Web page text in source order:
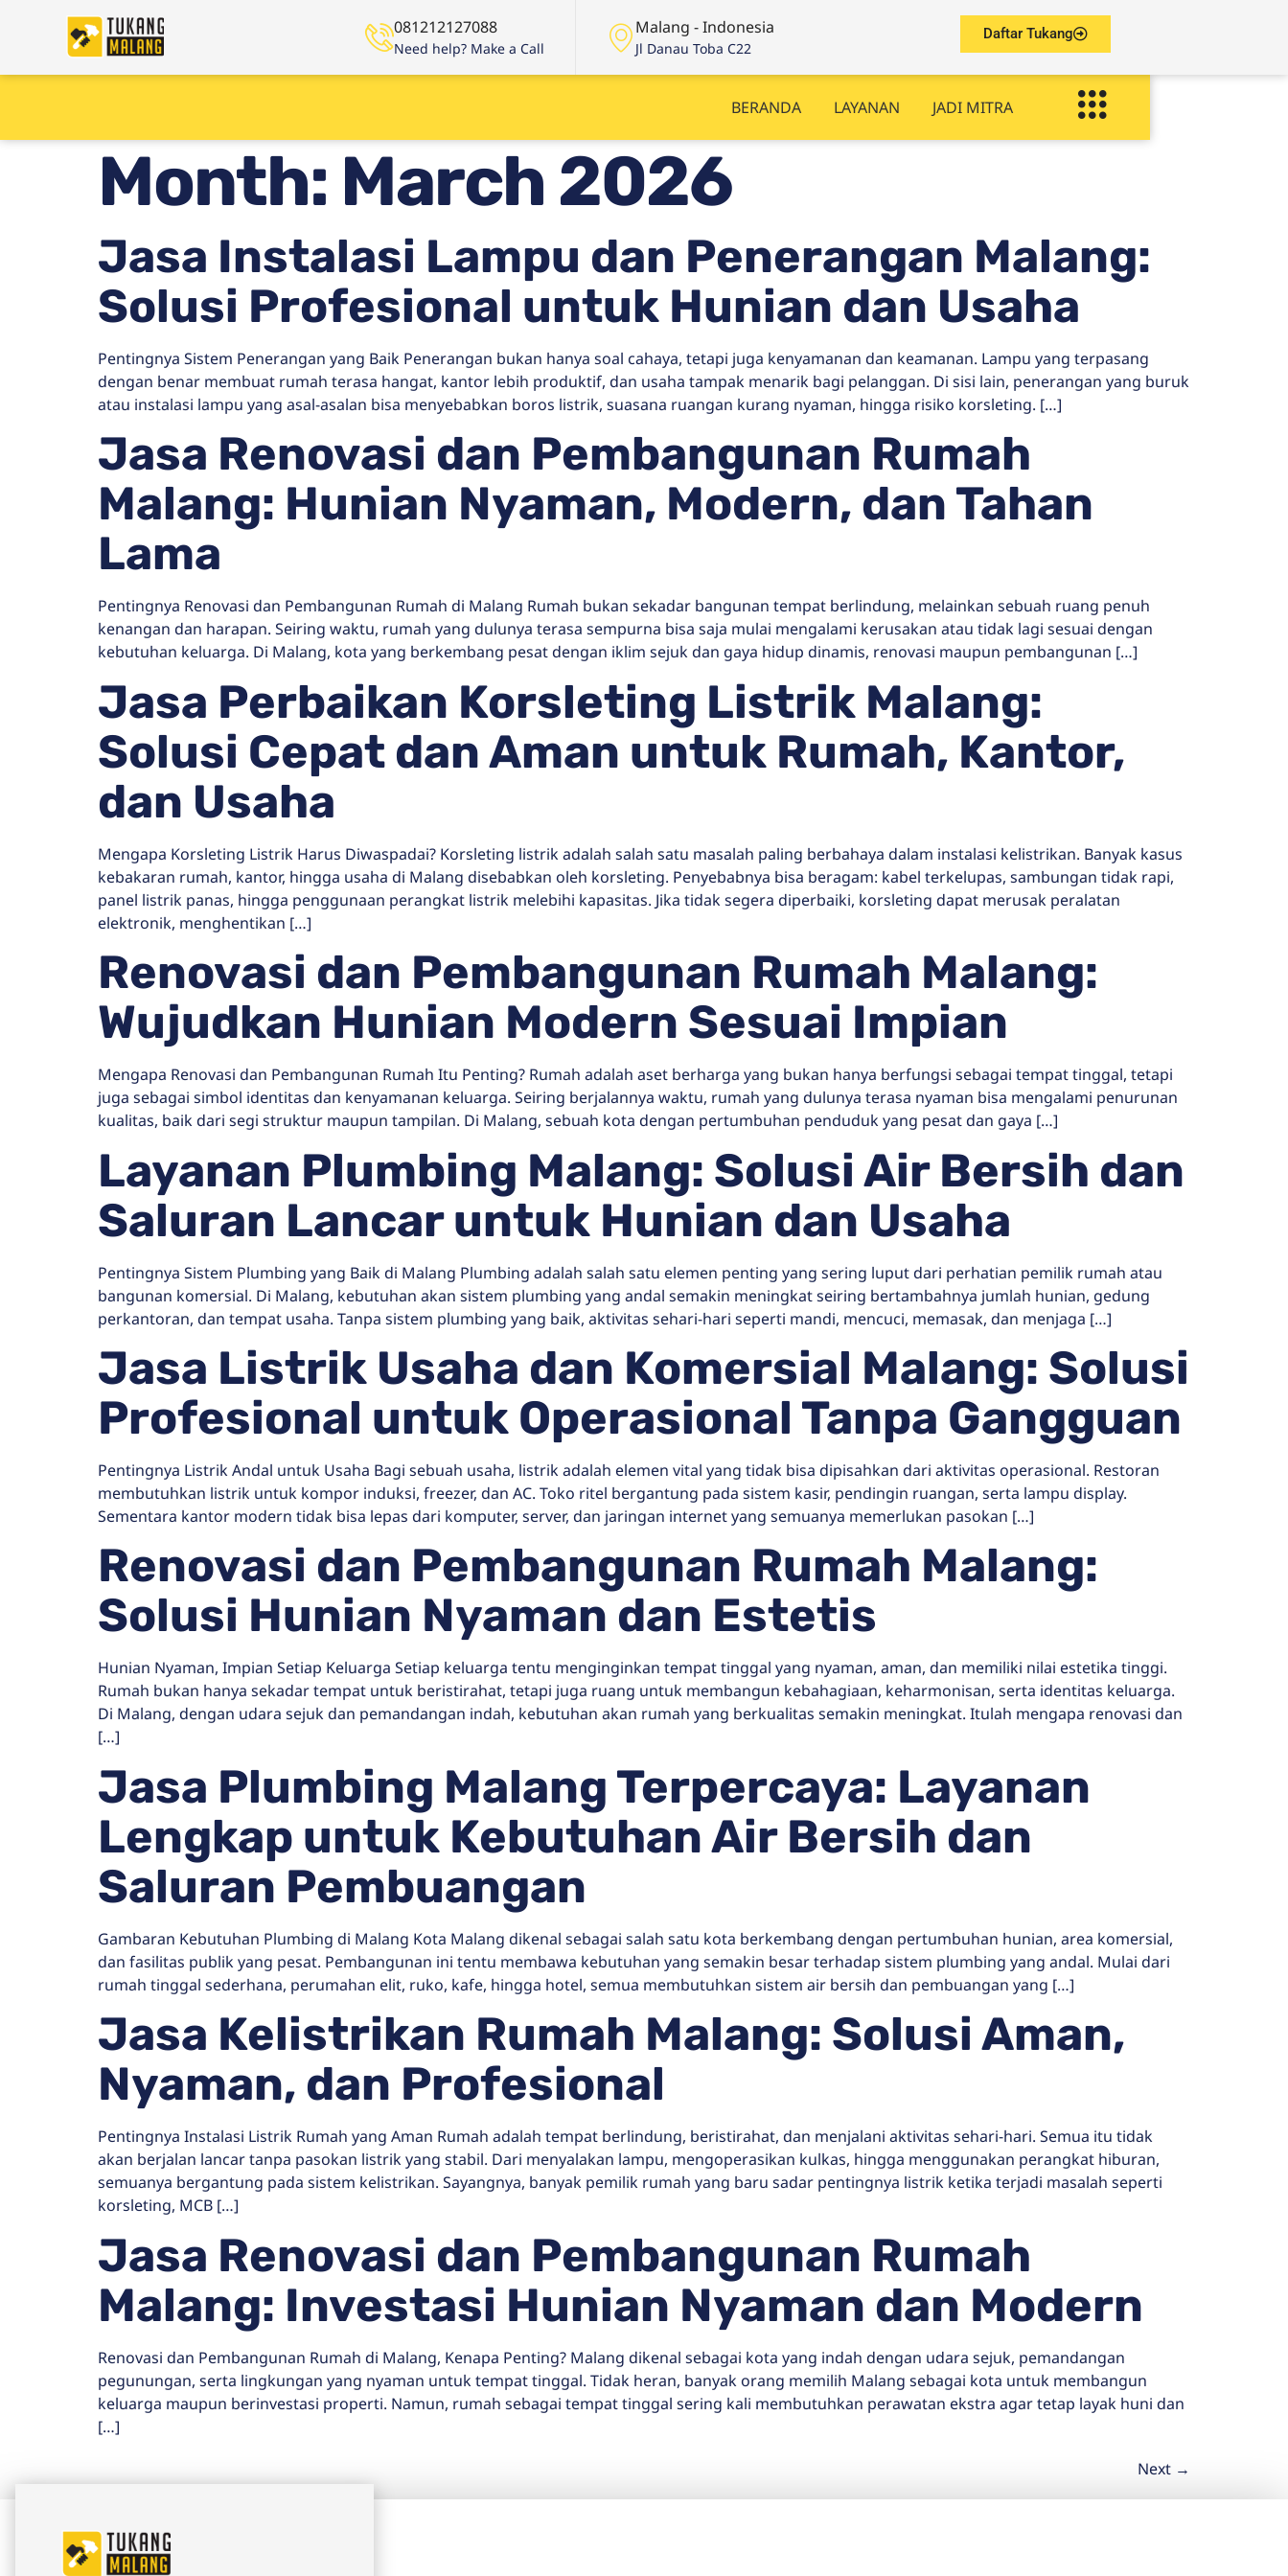
081212127088
Need help? Make a Call
Malang - Indonesia
Jl Danau Toba C22
Daftar Tukang
BERANDA LAYANAN JADI MITRA
Month: March 2026
Jasa Instalasi Lampu dan Penerangan Malang:
Solusi Profesional untuk Hunian dan Usaha
Pentingnya Sistem Penerangan yang Baik Penerangan bukan hanya soal cahaya, tetapi juga kenyamanan dan keamanan. Lampu yang terpasang
dengan benar membuat rumah terasa hangat, kantor lebih produktif, dan usaha tampak menarik bagi pelanggan. Di sisi lain, penerangan yang buruk
atau instalasi lampu yang asal-asalan bisa menyebabkan boros listrik, suasana ruangan kurang nyaman, hingga risiko korsleting. […]
Jasa Renovasi dan Pembangunan Rumah
Malang: Hunian Nyaman, Modern, dan Tahan
Lama
Pentingnya Renovasi dan Pembangunan Rumah di Malang Rumah bukan sekadar bangunan tempat berlindung, melainkan sebuah ruang penuh
kenangan dan harapan. Seiring waktu, rumah yang dulunya terasa sempurna bisa saja mulai mengalami kerusakan atau tidak lagi sesuai dengan
kebutuhan keluarga. Di Malang, kota yang berkembang pesat dengan iklim sejuk dan gaya hidup dinamis, renovasi maupun pembangunan […]
Jasa Perbaikan Korsleting Listrik Malang:
Solusi Cepat dan Aman untuk Rumah, Kantor,
dan Usaha
Mengapa Korsleting Listrik Harus Diwaspadai? Korsleting listrik adalah salah satu masalah paling berbahaya dalam instalasi kelistrikan. Banyak kasus
kebakaran rumah, kantor, hingga usaha di Malang disebabkan oleh korsleting. Penyebabnya bisa beragam: kabel terkelupas, sambungan tidak rapi,
panel listrik panas, hingga penggunaan perangkat listrik melebihi kapasitas. Jika tidak segera diperbaiki, korsleting dapat merusak peralatan
elektronik, menghentikan […]
Renovasi dan Pembangunan Rumah Malang:
Wujudkan Hunian Modern Sesuai Impian
Mengapa Renovasi dan Pembangunan Rumah Itu Penting? Rumah adalah aset berharga yang bukan hanya berfungsi sebagai tempat tinggal, tetapi
juga sebagai simbol identitas dan kenyamanan keluarga. Seiring berjalannya waktu, rumah yang dulunya terasa nyaman bisa mengalami penurunan
kualitas, baik dari segi struktur maupun tampilan. Di Malang, sebuah kota dengan pertumbuhan penduduk yang pesat dan gaya […]
Layanan Plumbing Malang: Solusi Air Bersih dan
Saluran Lancar untuk Hunian dan Usaha
Pentingnya Sistem Plumbing yang Baik di Malang Plumbing adalah salah satu elemen penting yang sering luput dari perhatian pemilik rumah atau
bangunan komersial. Di Malang, kebutuhan akan sistem plumbing yang andal semakin meningkat seiring bertambahnya jumlah hunian, gedung
perkantoran, dan tempat usaha. Tanpa sistem plumbing yang baik, aktivitas sehari-hari seperti mandi, mencuci, memasak, dan menjaga […]
Jasa Listrik Usaha dan Komersial Malang: Solusi
Profesional untuk Operasional Tanpa Gangguan
Pentingnya Listrik Andal untuk Usaha Bagi sebuah usaha, listrik adalah elemen vital yang tidak bisa dipisahkan dari aktivitas operasional. Restoran
membutuhkan listrik untuk kompor induksi, freezer, dan AC. Toko ritel bergantung pada sistem kasir, pendingin ruangan, serta lampu display.
Sementara kantor modern tidak bisa lepas dari komputer, server, dan jaringan internet yang semuanya memerlukan pasokan […]
Renovasi dan Pembangunan Rumah Malang:
Solusi Hunian Nyaman dan Estetis
Hunian Nyaman, Impian Setiap Keluarga Setiap keluarga tentu menginginkan tempat tinggal yang nyaman, aman, dan memiliki nilai estetika tinggi.
Rumah bukan hanya sekadar tempat untuk beristirahat, tetapi juga ruang untuk membangun kebahagiaan, keharmonisan, serta identitas keluarga.
Di Malang, dengan udara sejuk dan pemandangan indah, kebutuhan akan rumah yang berkualitas semakin meningkat. Itulah mengapa renovasi dan
[…]
Jasa Plumbing Malang Terpercaya: Layanan
Lengkap untuk Kebutuhan Air Bersih dan
Saluran Pembuangan
Gambaran Kebutuhan Plumbing di Malang Kota Malang dikenal sebagai salah satu kota berkembang dengan pertumbuhan hunian, area komersial,
dan fasilitas publik yang pesat. Pembangunan ini tentu membawa kebutuhan yang semakin besar terhadap sistem plumbing yang andal. Mulai dari
rumah tinggal sederhana, perumahan elit, ruko, kafe, hingga hotel, semua membutuhkan sistem air bersih dan pembuangan yang […]
Jasa Kelistrikan Rumah Malang: Solusi Aman,
Nyaman, dan Profesional
Pentingnya Instalasi Listrik Rumah yang Aman Rumah adalah tempat berlindung, beristirahat, dan menjalani aktivitas sehari-hari. Semua itu tidak
akan berjalan lancar tanpa pasokan listrik yang stabil. Dari menyalakan lampu, mengoperasikan kulkas, hingga menggunakan perangkat hiburan,
semuanya bergantung pada sistem kelistrikan. Sayangnya, banyak pemilik rumah yang baru sadar pentingnya listrik ketika terjadi masalah seperti
korsleting, MCB […]
Jasa Renovasi dan Pembangunan Rumah
Malang: Investasi Hunian Nyaman dan Modern
Renovasi dan Pembangunan Rumah di Malang, Kenapa Penting? Malang dikenal sebagai kota yang indah dengan udara sejuk, pemandangan
pegunungan, serta lingkungan yang nyaman untuk tempat tinggal. Tidak heran, banyak orang memilih Malang sebagai kota untuk membangun
keluarga maupun berinvestasi properti. Namun, rumah sebagai tempat tinggal sering kali membutuhkan perawatan ekstra agar tetap layak huni dan
[…]
Next →